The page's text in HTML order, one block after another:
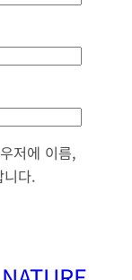
저에 이름,
다.